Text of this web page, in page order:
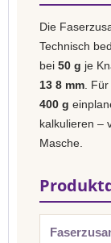
Die
Technisch
bei 50 g je
13 8 mm .
400 g
kalkulieren –
Masche.